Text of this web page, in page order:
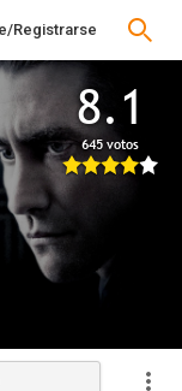
Registrarse
8.1
645 votos